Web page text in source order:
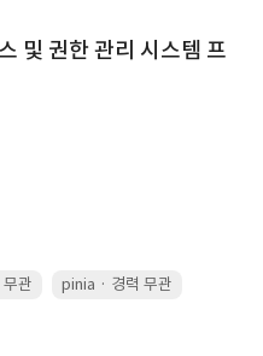
및 권한 관리 시스템 프
관 pinia · 경력 무관